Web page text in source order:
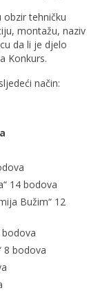
tehničku
montažu, naziv
da li je djelo
Konkurs.
način:
14 bodova
Bužim“ 12
bodova
8 bodova